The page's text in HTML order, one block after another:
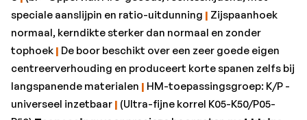
•Aluminium < 8% Si: 220
•Aluminium > 8% Si: 180
•Gehard staal < 55 HRC: 45
•Gietijzer GG/GTS: 155
•Gietijzer GGG: 125
•Koper Cu-leg.: 270
•Merk: Gühring
speciale aanslijpin en ratio-uitdunning | Zijspaanhoek
normaal, kerndikte sterker dan normaal en zonder
tophoek | De boor beschikt over een zeer goede eigen
centreerverhouding en produceert korte spanen zelfs bij
langspanende materialen | HM-toepassingsgroep: K/P -
universeel inzetbaar | (Ultra-fijne korrel K05-K50/P05-